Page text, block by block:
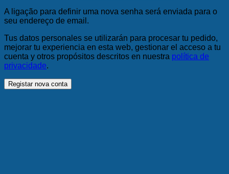
A ligação para definir uma nova senha será enviada para o
seu endereço de email.
Tus datos personales se utilizarán para procesar tu pedido,
mejorar tu experiencia en esta web, gestionar el acceso a tu
cuenta y otros propósitos descritos en nuestra política de
privacidade.
Registar nova conta